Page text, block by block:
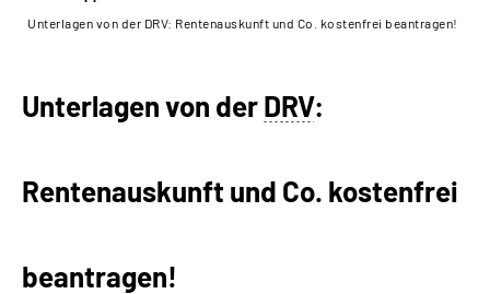
Aktuelles
Presse
Unterlagen von der DRV: Rentenauskunft und Co. kostenfrei beantragen!
Unterlagen von derDRV:
Rentenauskunft und Co. kostenfrei
beantragen!